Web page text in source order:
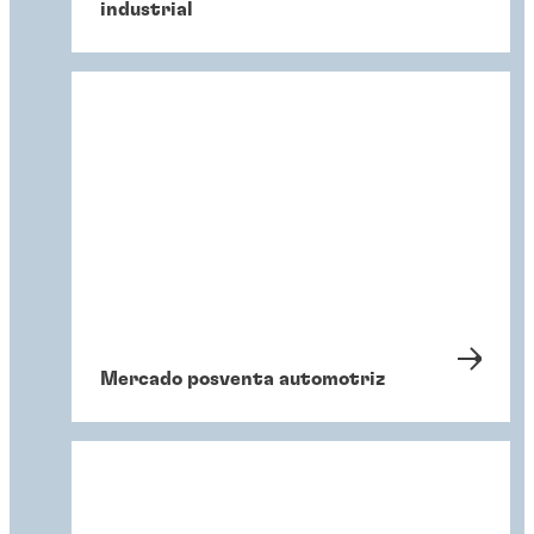
industrial
Mercado posventa automotriz